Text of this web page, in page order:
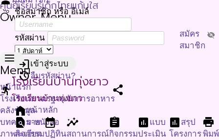
ศูนย์เรียนรู้เด็กไทยแก้มใส
Owner Menu
ชื่อสมาชิก หรือ อีเมล์
รหัสผ่าน visibility_off
loginเข้าสู่ระบบ
restoreลืมรหัสผ่าน?
สมัคร
สมาชิก
menu
Menu
หน้าแรก
โรงเรียนมาตรฐานจัดการอาหาร
คลังข้อมูล
บทความ-หนังสือ
ภาพกิจกรรม
directions_runโรงเรียนบ้านทุ่งยาว
โรงเรียนบ้านทุ่งยาว
share
homeหน้าหลัก
find_in_pageราย
ละเอียด
event
ปฏิทิน
insights
สถานการณ์
assignment
กิจกรรม
assessment แบบ
ประเมิน
assessment สรุป
โครงการ
print
พิมพ์